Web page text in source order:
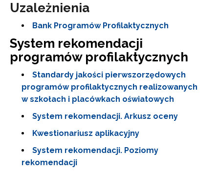
Uzależnienia
Bank Programów Profilaktycznych
System rekomendacji
programów profilaktycznych
Standardy jakości pierwszorzędowych
programów profilaktycznych realizowanych
w szkołach i placówkach oświatowych
System rekomendacji. Arkusz oceny
Kwestionariusz aplikacyjny
System rekomendacji. Poziomy
rekomendacji